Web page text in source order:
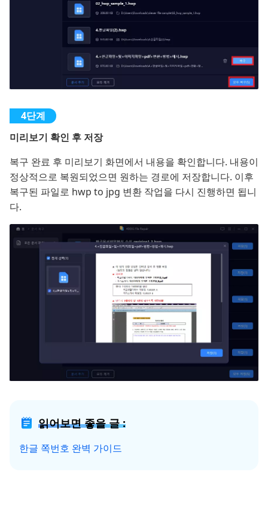
미리보기 확인 후 저장
복구 완료 후 미리보기 화면에서 내용을 확인합니다. 내용이
정상적으로 복원되었으면 원하는 경로에 저장합니다. 이후
복구된 파일로 hwp to jpg 변환 작업을 다시 진행하면 됩니
다.
읽어보면 좋을 글 :
한글 쪽번호 완벽 가이드